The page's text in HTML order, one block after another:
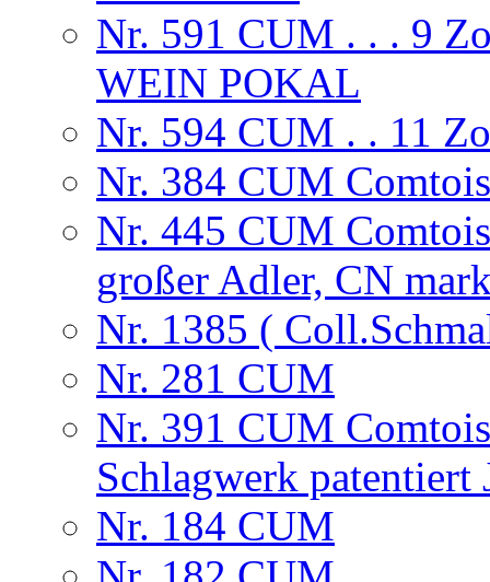
Nr. 591 CUM . . . 9
WEIN POKAL
Nr. 594 CUM . . 11
Nr. 384 CUM
Nr. 445 CUM
großer Adler, CN
Nr. 1385 (
Nr. 281 CUM
Nr. 391 CUM
Schlagwerk
Nr. 184 CUM